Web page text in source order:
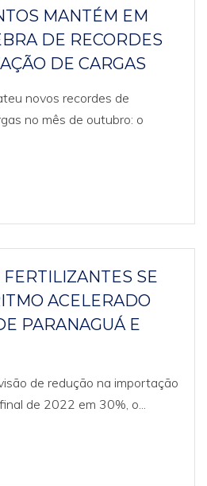
MANTÉM EM
DE RECORDES
DE CARGAS
novos recordes de
no mês de outubro: o
SE
ACELERADO
PARANAGUÁ E
de redução na importação
de 2022 em 30%, o...